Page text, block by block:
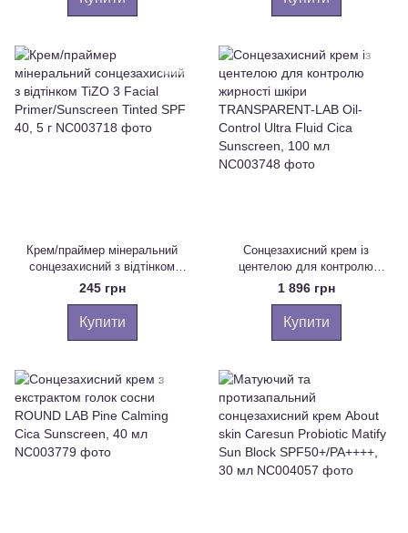
Крем/праймер мінеральний
сонцезахисний з відтінком
TiZO 3 Facial Primer/Sunscreen
Tinted SPF 40, 5 г
245 грн
Купити
Сонцезахисний крем із
центелою для контролю
жирності шкіри
TRANSPARENT-LAB Oil-Control
Ultra Fluid Cica Sunscreen, 100
1 896 грн
Купити